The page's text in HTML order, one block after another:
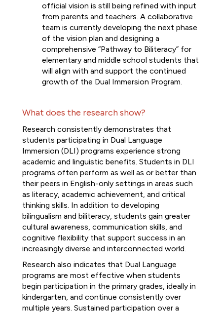
official vision is still being refined with input
from parents and teachers. A collaborative
team is currently developing the next phase
of the vision plan and designing a
comprehensive “Pathway to Biliteracy” for
elementary and middle school students that
will align with and support the continued
growth of the Dual Immersion Program.
What does the research show?
Research consistently demonstrates that
students participating in Dual Language
Immersion (DLI) programs experience strong
academic and linguistic benefits. Students in DLI
programs often perform as well as or better than
their peers in English-only settings in areas such
as literacy, academic achievement, and critical
thinking skills. In addition to developing
bilingualism and biliteracy, students gain greater
cultural awareness, communication skills, and
cognitive flexibility that support success in an
increasingly diverse and interconnected world.
Research also indicates that Dual Language
programs are most effective when students
begin participation in the primary grades, ideally in
kindergarten, and continue consistently over
multiple years. Sustained participation over a